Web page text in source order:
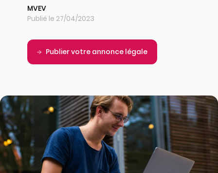
MVEV
Publié le 27/04/2023
Publier votre annonce légale